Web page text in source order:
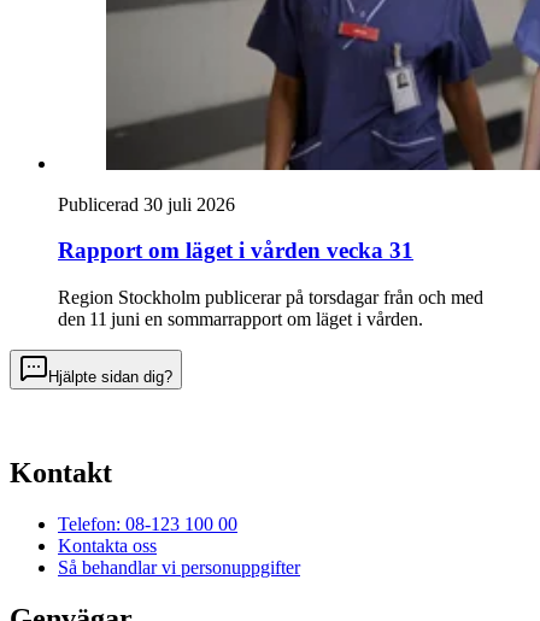
Publicerad 30 juli 2026
Rapport om läget i vården vecka 31
Region Stockholm publicerar på torsdagar från och med
den 11 juni en sommarrapport om läget i vården.
Hjälpte sidan dig?
Kontakt
Telefon: 08-123 100 00
Kontakta oss
Så behandlar vi personuppgifter